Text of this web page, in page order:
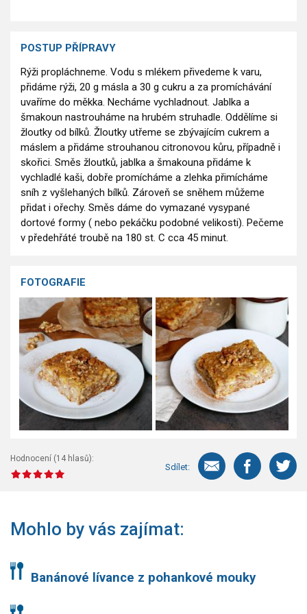
POSTUP PŘÍPRAVY
Rýži propláchneme. Vodu s mlékem přivedeme k varu,
přidáme rýži, 20 g másla a 30 g cukru a za promíchávání
uvaříme do měkka. Necháme vychladnout. Jablka a
šmakoun nastrouháme na hrubém struhadle. Oddělíme si
žloutky od bílků. Žloutky utřeme se zbývajícím cukrem a
máslem a přidáme strouhanou citronovou kůru, případně i
skořici. Směs žloutků, jablka a šmakouna přidáme k
vychladlé kaši, dobře promícháme a zlehka přimícháme
sníh z vyšlehaných bílků. Zároveň se sněhem můžeme
přidat i ořechy. Směs dáme do vymazané vysypané
dortové formy ( nebo pekáčku podobné velikosti). Pečeme
v předehřáté troubě na 180 st. C cca 45 minut.
FOTOGRAFIE
Hodnocení (14 hlasů):
Sdílet:
Mohlo by vás zajímat:
Banánové lívance z pohankové mouky